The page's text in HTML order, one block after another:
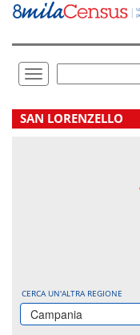
Vai
direttamente
Toggle
navigation
.
SAN LORENZELLO
CERCA UN'ALTRA REGIONE
Campania